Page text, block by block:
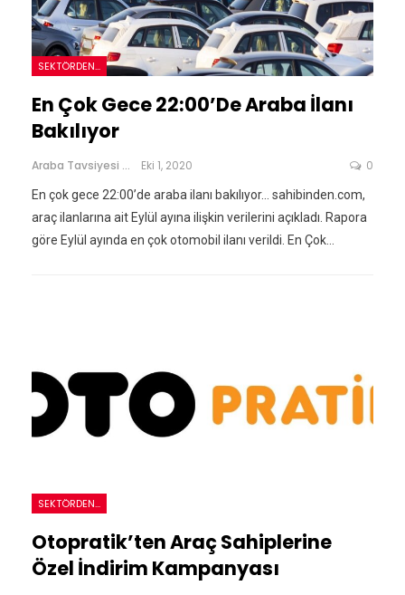
SEKTÖRDEN...
En Çok Gece 22:00’de Araba İlanı
Bakılıyor
Araba Tavsiyesi Eki 1, 2020 0
En çok gece 22:00’de araba ilanı bakılıyor... sahibinden.com,
araç ilanlarına ait Eylül ayına ilişkin verilerini açıkladı. Rapora
göre Eylül ayında en çok otomobil ilanı verildi. En Çok…
SEKTÖRDEN...
Otopratik’ten Araç Sahiplerine
Özel İndirim Kampanyası